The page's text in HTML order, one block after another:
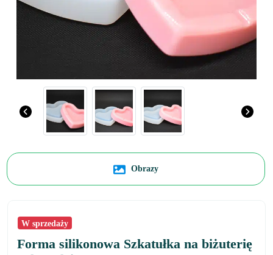
Obrazy
W sprzedaży
Forma silikonowa Szkatułka na biżuterię